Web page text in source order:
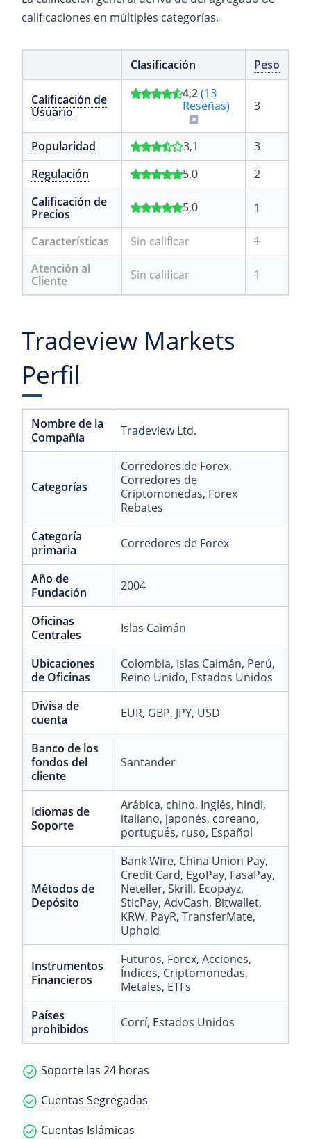
calificaciones en múltiples categorías.
Clasificación Peso
Calificación de
Usuario
4,2(13
Reseñas)
3
Popularidad 3,1
3
Regulación
5,0
2
Calificación de
Precios
5,0 1
Características Sin calificar
1
Atención al
Cliente
Sin calificar 1
Tradeview Markets
Perfil
Nombre de la
Compañía
Tradeview Ltd.
Categorías
Corredores de Forex,
Corredores de
Criptomonedas, Forex
Rebates
Categoría
primaria
Corredores de Forex
Año de
Fundación
2004
Oficinas
Centrales
Islas Caimán
Ubicaciones
de Oficinas
Colombia, Islas Caimán, Perú,
Reino Unido, Estados Unidos
Divisa de
cuenta
EUR, GBP, JPY, USD
Banco de los
fondos del
cliente
Santander
Idiomas de
Soporte
Arábica, chino, Inglés, hindi,
italiano, japonés, coreano,
portugués, ruso, Español
Métodos de
Depósito
Bank Wire, China Union Pay,
Credit Card, EgoPay, FasaPay,
Neteller, Skrill, Ecopayz,
SticPay, AdvCash, Bitwallet,
KRW, PayR, TransferMate,
Uphold
Instrumentos
Financieros
Futuros, Forex, Acciones,
Índices, Criptomonedas,
Metales, ETFs
Países
prohibidos
Corrí, Estados Unidos
Soporte las 24 horas
Cuentas Segregadas
Cuentas Islámicas